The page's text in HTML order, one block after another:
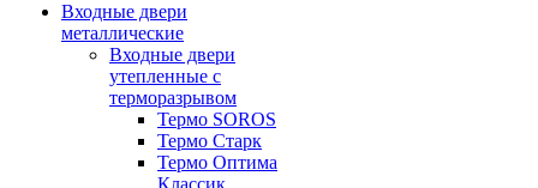
Входные двери
металлические
Входные двери
утепленные с
терморазрывом
Термо SOROS
Термо Старк
Термо Оптима
Классик